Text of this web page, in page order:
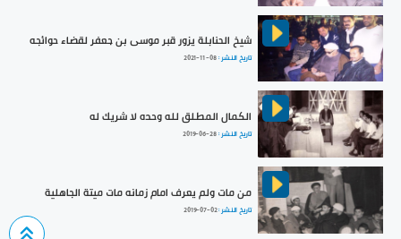
شيخ الحنابلة يزور قبر موسى بن جعفر لقضاء حوائجه
تاريخ النشر :2021-11-08
الكمال المطلق لله وحده لا شريك له
تاريخ النشر :2019-06-28
من مات ولم يعرف امام زمانه مات ميتة الجاهلية
تاريخ النشر :2019-07-02